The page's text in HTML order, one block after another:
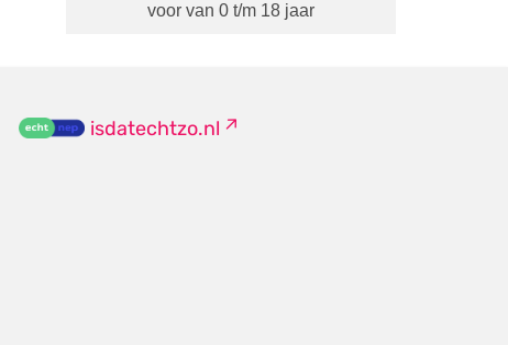
voor van 0 t/m 18 jaar
isdatechtzo.nl